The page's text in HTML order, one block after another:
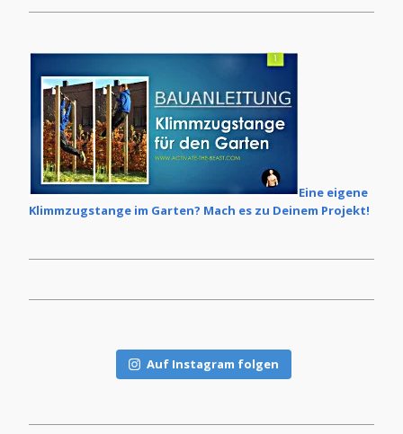
Eine eigene
Klimmzugstange im Garten? Mach es zu Deinem Projekt!
Auf Instagram folgen